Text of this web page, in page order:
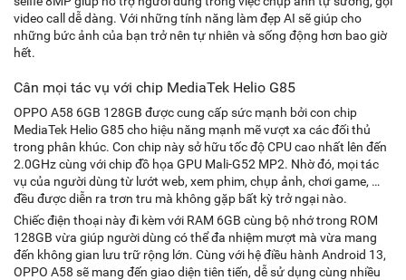
video call dễ dàng. Với những tính năng làm đẹp AI sẽ giúp cho
những bức ảnh của bạn trở nên tự nhiên và sống động hơn bao giờ
hết.
Cân mọi tác vụ với chip MediaTek Helio G85
OPPO A58 6GB 128GB được cung cấp sức mạnh bởi con chip
MediaTek Helio G85 cho hiệu năng mạnh mẽ vượt xa các đối thủ
trong phân khúc. Con chip này sở hữu tốc độ CPU cao nhất lên đến
2.0GHz cùng với chip đồ họa GPU Mali-G52 MP2. Nhờ đó, mọi tác
vụ của người dùng từ lướt web, xem phim, chụp ảnh, chơi game, …
đều được diễn ra trơn tru mà không gặp bất kỳ trở ngại nào.
Chiếc điện thoại này đi kèm với RAM 6GB cùng bộ nhớ trong ROM
128GB vừa giúp người dùng có thể đa nhiệm mượt mà vừa mang
đến không gian lưu trữ rộng lớn. Cùng với hệ điều hành Android 13,
OPPO A58 sẽ mang đến giao diện tiên tiến, dễ sử dụng cùng nhiều